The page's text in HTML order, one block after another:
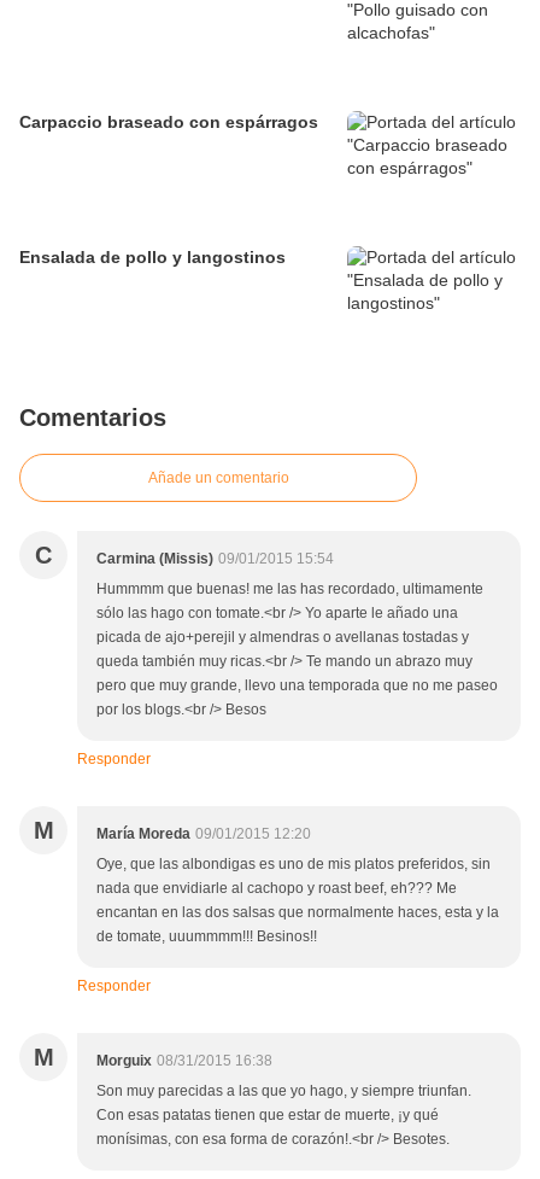
Carpaccio braseado con espárragos
Ensalada de pollo y langostinos
Comentarios
Añade un comentario
C Carmina (Missis) 09/01/2015 15:54
Hummmm que buenas! me las has recordado, ultimamente
sólo las hago con tomate.<br /> Yo aparte le añado una
picada de ajo+perejil y almendras o avellanas tostadas y
queda también muy ricas.<br /> Te mando un abrazo muy
pero que muy grande, llevo una temporada que no me paseo
por los blogs.<br /> Besos
Responder
M María Moreda 09/01/2015 12:20
Oye, que las albondigas es uno de mis platos preferidos, sin
nada que envidiarle al cachopo y roast beef, eh??? Me
encantan en las dos salsas que normalmente haces, esta y la
de tomate, uuummmm!!! Besinos!!
Responder
M Morguix 08/31/2015 16:38
Son muy parecidas a las que yo hago, y siempre triunfan.
Con esas patatas tienen que estar de muerte, ¡y qué
monísimas, con esa forma de corazón!.<br /> Besotes.